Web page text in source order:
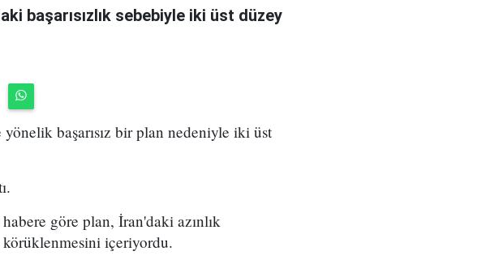
başarısızlık sebebiyle iki üst düzey
başarısız bir plan nedeniyle iki üst
göre plan, İran'daki azınlık
körüklenmesini içeriyordu.